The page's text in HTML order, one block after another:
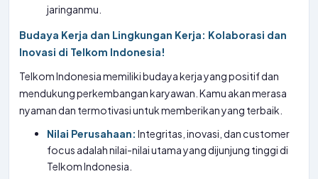
jaringanmu.
Budaya Kerja dan Lingkungan Kerja: Kolaborasi dan
Inovasi di Telkom Indonesia!
Telkom Indonesia memiliki budaya kerja yang positif dan
mendukung perkembangan karyawan. Kamu akan merasa
nyaman dan termotivasi untuk memberikan yang terbaik.
Nilai Perusahaan: Integritas, inovasi, dan customer
focus adalah nilai-nilai utama yang dijunjung tinggi di
Telkom Indonesia.